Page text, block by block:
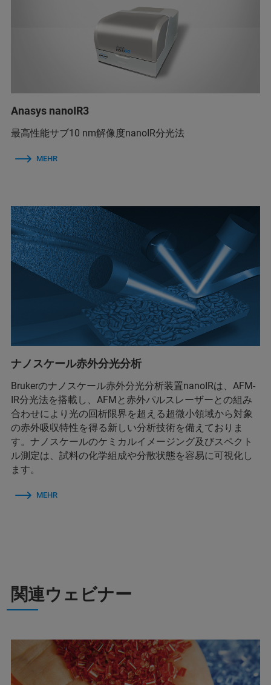
Anasys nanoIR3
最高性能サブ10 nm解像度nanoIR分光法
MEHR
ナノスケール赤外分光分析
Brukerのナノスケール赤外分光分析装置nanoIRは、AFM-
IR分光法を搭載し、AFMと赤外パルスレーザーとの組み
合わせにより光の回析限界を超える超微小領域から対象
の赤外吸収特性を得る新しい分析技術を備えておりま
す。ナノスケールのケミカルイメージング及びスペクト
ル測定は、試料の化学組成や分散状態を容易に可視化し
ます。
MEHR
関連ウェビナー